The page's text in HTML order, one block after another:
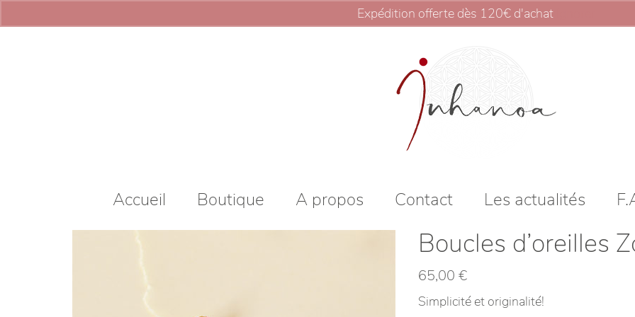
Expédition offerte dès 120€ d'achat
Accueil Boutique A propos Contact Les actualités
Boucles d’oreilles
65,00 €
Simplicité et originalité!